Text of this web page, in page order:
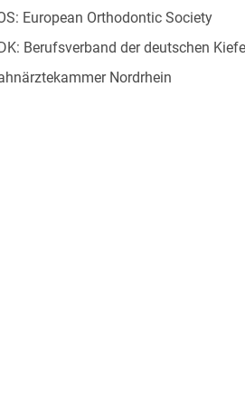
European Orthodontic Society
Berufsverband der deutschen
Nordrhein